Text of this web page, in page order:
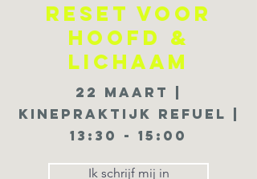
reset voor
hoofd &
lichaam
22 maart |
kinepraktijk refuel |
13:30 - 15:00
Ik schrijf mij in